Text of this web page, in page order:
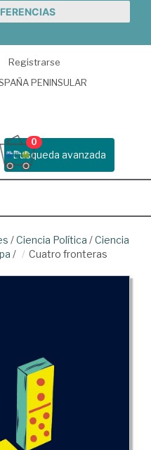
Registrarse
PENINSULAR
Busqueda avanzada
0
/Ciencia Política /Ciencia
/ Cuatro fronteras